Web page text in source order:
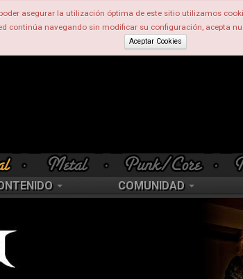
asegurar la utilización óptima de este sitio utilizamos
continúa navegando sin modificar su configuración, acepta
Aceptar Cookies
COMUNIDAD